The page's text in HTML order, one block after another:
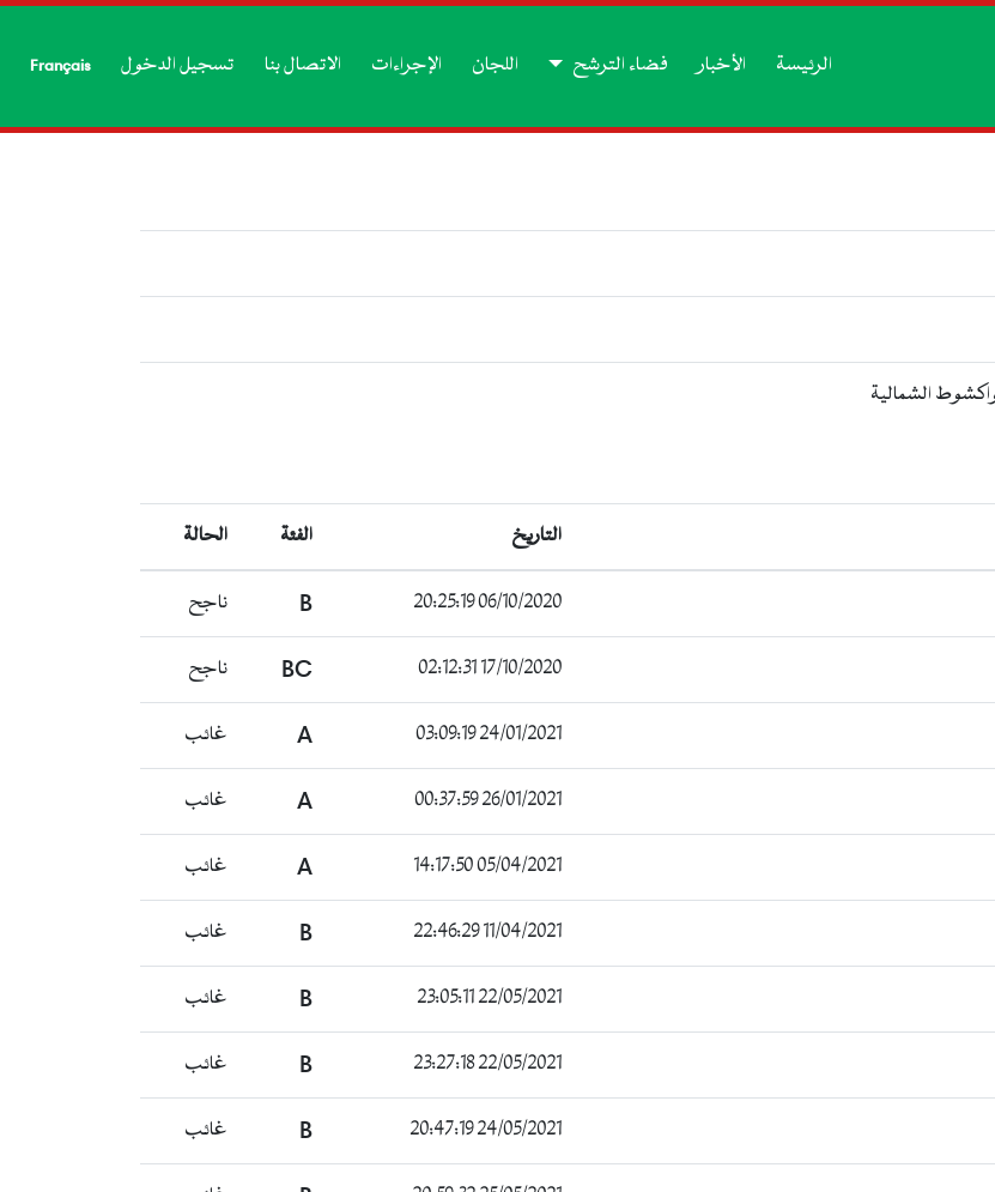
الرئيسة الأخبار فضاء الترشح اللجان الإجراءات الاتصال بنا تسجيل الدخول Français
التاريخ الفئة الحالة
06/10/2020 20:25:19
B ناجح
17/10/2020 02:12:31
BC ناجح
24/01/2021 03:09:19
A غائب
26/01/2021 00:37:59
A غائب
05/04/2021 14:17:50
A غائب
11/04/2021 22:46:29
B غائب
22/05/2021 23:05:11
B غائب
22/05/2021 23:27:18
B غائب
24/05/2021 20:47:19
B غائب